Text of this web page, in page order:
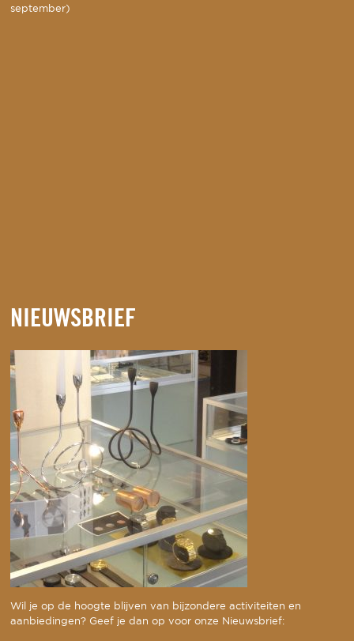
september)
NIEUWSBRIEF
Wil je op de hoogte blijven van bijzondere activiteiten en
aanbiedingen? Geef je dan op voor onze Nieuwsbrief: